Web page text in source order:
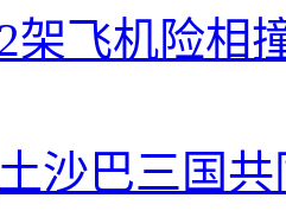
架飞机险相
沙巴三国